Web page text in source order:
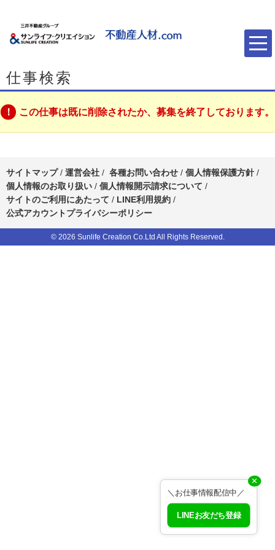
仕事検索
この仕事は既に削除されたか、募集を終了しております。
サイトマップ/ 運営会社 / 各種お問い合わせ / 個人情報保護方針 /
個人情報のお取り扱い / 個人情報開示請求について /
サイトのご利用にあたって / LINE利用規約 /
公式アカウントプライバシーポリシー
✕
＼お仕事情報配信中／
LINEお友だち登録
© 2026 Sunlife Creation Co.Ltd All Rights Reserved.